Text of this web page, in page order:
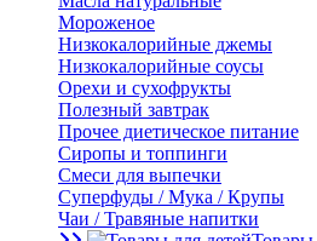
Мороженое
Низкокалорийные джемы
Низкокалорийные соусы
Орехи и сухофрукты
Полезный завтрак
Прочее диетическое питание
Сиропы и топпинги
Смеси для выпечки
Суперфуды / Мука / Крупы
Чаи / Травяные напитки